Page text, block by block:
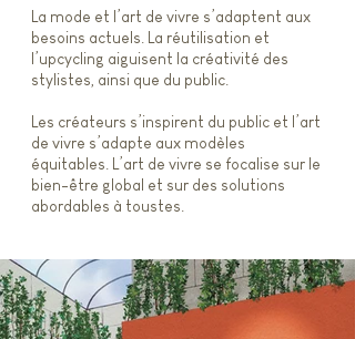
La mode et l’art de vivre s’adaptent aux
besoins actuels. La réutilisation et
l’upcycling aiguisent la créativité des
stylistes, ainsi que du public.
Les créateurs s’inspirent du public et l’art
de vivre s’adapte aux modèles
équitables. L’art de vivre se focalise sur le
bien-être global et sur des solutions
abordables à toustes.